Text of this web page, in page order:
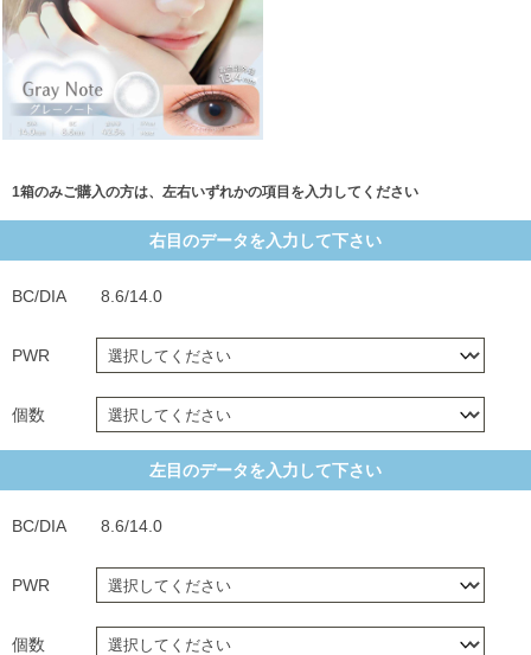
1箱のみご購入の方は、左右いずれかの項目を入力してください
右目のデータを入力して下さい
BC/DIA 8.6/14.0
PWR
個数
左目のデータを入力して下さい
BC/DIA 8.6/14.0
PWR
個数